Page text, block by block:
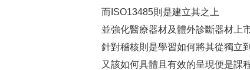
而ISO13485則是建立其之上
並強化醫療器材及體外診斷器材上
針對稽核則是學習如何將其從獨立
又該如何具體且有效的呈現便是課